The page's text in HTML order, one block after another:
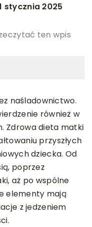
stycznia 2025
ten wpis
naśladownictwo.
również w
Zdrowa dieta matki
przyszłych
dziecka. Od
poprzez
aż po wspólne
elementy mają
z jedzeniem